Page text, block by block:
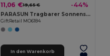
11,06 €19,65 € -44%
PARASUN Tragbarer Sonnenschirm
GiftRetail MO6184
In den Warenkorb